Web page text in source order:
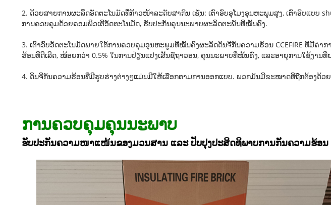
2. ດ້ວຍສາຍການຜະລິດອັດຕະໂນມັດທີ່ກ້າວໜ້າລະດັບສາກົນ ເຊັ່ນ: ເຕົາອົບອຸໂມງອຸນຫະພູມສູງ, ເຕົາອົບແບບ
ການຄວບຄຸມດ້ວຍຄອມພິວເຕີອັດຕະໂນມັດ, ຮັບປະກັນຄຸນນະພາບຜະລິດຕະພັນທີ່ໝັ້ນຄົງ.
3. ເຕົາອົບອັດຕະໂນມັດພາຍໃຕ້ການຄວບຄຸມອຸນຫະພູມທີ່ໝັ້ນຄົງຜະລິດດິນຈີ່ກັນຄວາມຮ້ອນ CCEFIRE ທີ່ມີຄ່
ຮ້ອນທີ່ດີເລີດ, ໜ້ອຍກວ່າ 0.5% ໃນການປ່ຽນແປງເສັ້ນຊື່ຖາວອນ, ຄຸນນະພາບທີ່ໝັ້ນຄົງ, ແລະອາຍຸການໃຊ້ງານທີ່
4. ດິນຈີ່ກັນຄວາມຮ້ອນທີ່ມີຮູບຮ່າງຕ່າງໆແມ່ນມີໃຫ້ເລືອກຕາມການອອກແບບ. ພວກມັນມີຂະໜາດທີ່ຖືກຕ້ອງດ້
ການຄວບຄຸມຄຸນນະພາບ
ຮັບປະກັນຄວາມໜາແໜ້ນຂອງມວນສານ ແລະ ປັບປຸງປະສິດທິພາບການກັນຄວາມຮ້ອນ